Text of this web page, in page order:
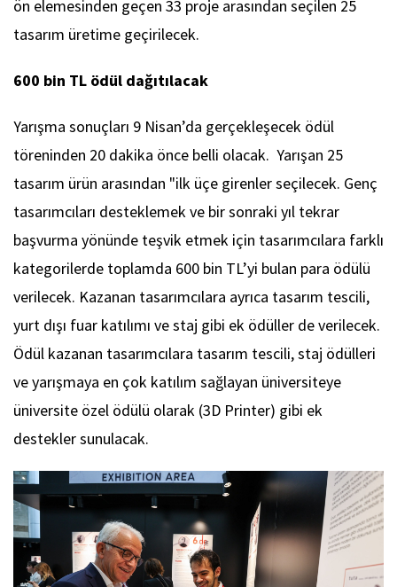
ön elemesinden geçen 33 proje arasından seçilen 25
tasarım üretime geçirilecek.
600 bin TL ödül dağıtılacak
Yarışma sonuçları 9 Nisan’da gerçekleşecek ödül
töreninden 20 dakika önce belli olacak. Yarışan 25
tasarım ürün arasından "ilk üçe girenler seçilecek. Genç
tasarımcıları desteklemek ve bir sonraki yıl tekrar
başvurma yönünde teşvik etmek için tasarımcılara farklı
kategorilerde toplamda 600 bin TL’yi bulan para ödülü
verilecek. Kazanan tasarımcılara ayrıca tasarım tescili,
yurt dışı fuar katılımı ve staj gibi ek ödüller de verilecek.
Ödül kazanan tasarımcılara tasarım tescili, staj ödülleri
ve yarışmaya en çok katılım sağlayan üniversiteye
üniversite özel ödülü olarak (3D Printer) gibi ek
destekler sunulacak.